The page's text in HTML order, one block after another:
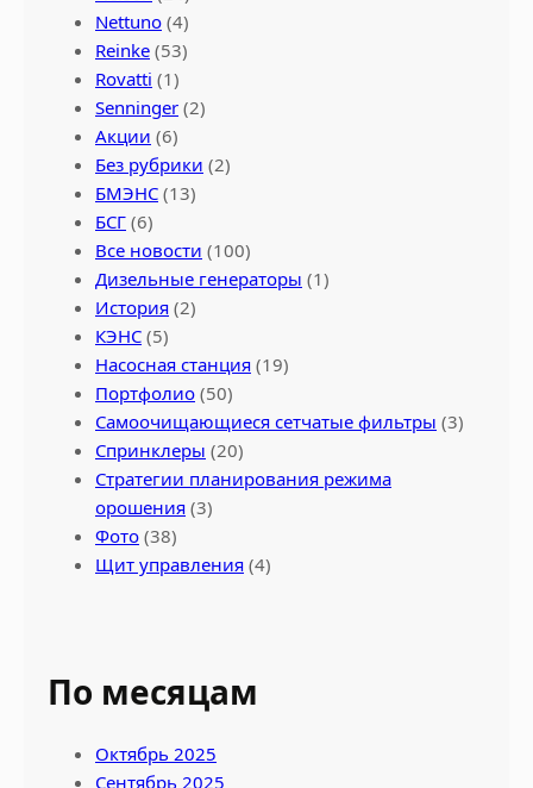
Nettuno (4)
Reinke (53)
Rovatti (1)
Senninger (2)
Акции (6)
Без рубрики (2)
БМЭНС (13)
БСГ (6)
Все новости (100)
Дизельные генераторы (1)
История (2)
КЭНС (5)
Насосная станция (19)
Портфолио (50)
Самоочищающиеся сетчатые фильтры (3)
Спринклеры (20)
Стратегии планирования режима
орошения (3)
Фото (38)
Щит управления (4)
По месяцам
Октябрь 2025
Сентябрь 2025